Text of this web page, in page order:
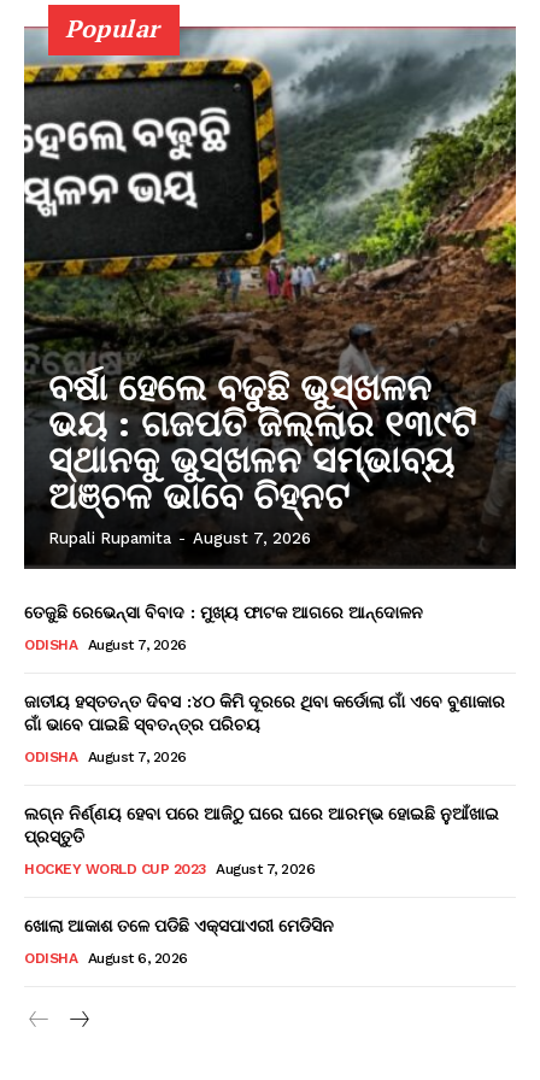
Popular
ବର୍ଷା ହେଲେ ବଢୁଛି ଭୁସ୍ଖଳନ
ଭୟ : ଗଜପତି ଜିଲ୍ଲାର ୧୩୯ଟି
ସ୍ଥାନକୁ ଭୁସ୍ଖଳନ ସମ୍ଭାବ୍ୟ
ଅଞ୍ଚଳ ଭାବେ ଚିହ୍ନଟ
Rupali Rupamita - August 7, 2026
ତେଜୁଛି ରେଭେନ୍ସା ବିବାଦ : ମୁଖ୍ୟ ଫାଟକ ଆଗରେ ଆନ୍ଦୋଳନ
ODISHA August 7, 2026
ଜାତୀୟ ହସ୍ତତନ୍ତ ଦିବସ :୪୦ କିମି ଦୂରରେ ଥିବା କର୍ଡୋଲା ଗାଁ ଏବେ ବୁଣାକାର
ଗାଁ ଭାବେ ପାଇଛି ସ୍ବତନ୍ତ୍ର ପରିଚୟ
ODISHA August 7, 2026
ଲଗ୍ନ ନିର୍ଣ୍ଣୟ ହେବା ପରେ ଆଜିଠୁ ଘରେ ଘରେ ଆରମ୍ଭ ହୋଇଛି ନୁଆଁଖାଇ
ପ୍ରସ୍ତୁତି
HOCKEY WORLD CUP 2023 August 7, 2026
ଖୋଲା ଆକାଶ ତଳେ ପଡିଛି ଏକ୍ସପାଏରୀ ମେଡିସିନ
ODISHA August 6, 2026